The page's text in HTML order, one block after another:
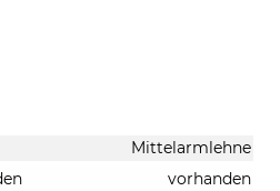
Mittelarmlehne
vorhanden